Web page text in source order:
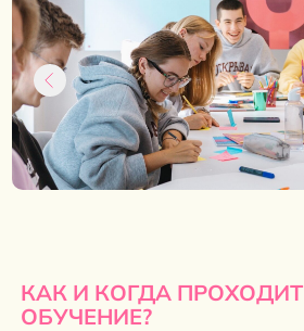
КАК И КОГДА ПРОХОДИТ
ОБУЧЕНИЕ?